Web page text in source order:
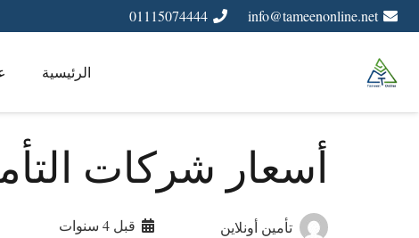
info@tameenonline.net
01115074444
الرئيسية
أسعار شركات
تأمين أونلاين قبل 4 سنوات